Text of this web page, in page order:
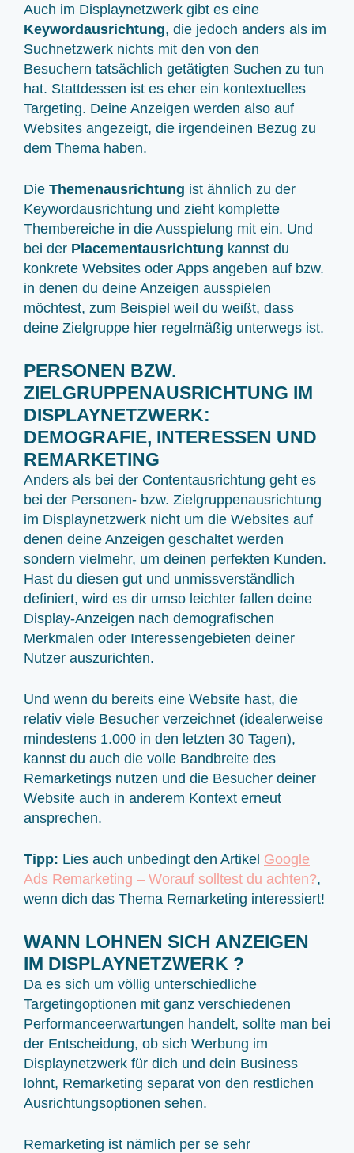
Auch im Displaynetzwerk gibt es eine
Keywordausrichtung, die jedoch anders als im
Suchnetzwerk nichts mit den von den
Besuchern tatsächlich getätigten Suchen zu tun
hat. Stattdessen ist es eher ein kontextuelles
Targeting. Deine Anzeigen werden also auf
Websites angezeigt, die irgendeinen Bezug zu
dem Thema haben.
Die Themenausrichtung ist ähnlich zu der
Keywordausrichtung und zieht komplette
Thembereiche in die Ausspielung mit ein. Und
bei der Placementausrichtung kannst du
konkrete Websites oder Apps angeben auf bzw.
in denen du deine Anzeigen ausspielen
möchtest, zum Beispiel weil du weißt, dass
deine Zielgruppe hier regelmäßig unterwegs ist.
PERSONEN BZW.
ZIELGRUPPENAUSRICHTUNG IM
DISPLAYNETZWERK:
DEMOGRAFIE, INTERESSEN UND
REMARKETING
Anders als bei der Contentausrichtung geht es
bei der Personen- bzw. Zielgruppenausrichtung
im Displaynetzwerk nicht um die Websites auf
denen deine Anzeigen geschaltet werden
sondern vielmehr, um deinen perfekten Kunden.
Hast du diesen gut und unmissverständlich
definiert, wird es dir umso leichter fallen deine
Display-Anzeigen nach demografischen
Merkmalen oder Interessengebieten deiner
Nutzer auszurichten.
Und wenn du bereits eine Website hast, die
relativ viele Besucher verzeichnet (idealerweise
mindestens 1.000 in den letzten 30 Tagen),
kannst du auch die volle Bandbreite des
Remarketings nutzen und die Besucher deiner
Website auch in anderem Kontext erneut
ansprechen.
Tipp: Lies auch unbedingt den Artikel Google
Ads Remarketing – Worauf solltest du achten?,
wenn dich das Thema Remarketing interessiert!
WANN LOHNEN SICH ANZEIGEN
IM DISPLAYNETZWERK ?
Da es sich um völlig unterschiedliche
Targetingoptionen mit ganz verschiedenen
Performanceerwartungen handelt, sollte man bei
der Entscheidung, ob sich Werbung im
Displaynetzwerk für dich und dein Business
lohnt, Remarketing separat von den restlichen
Ausrichtungsoptionen sehen.
Remarketing ist nämlich per se sehr